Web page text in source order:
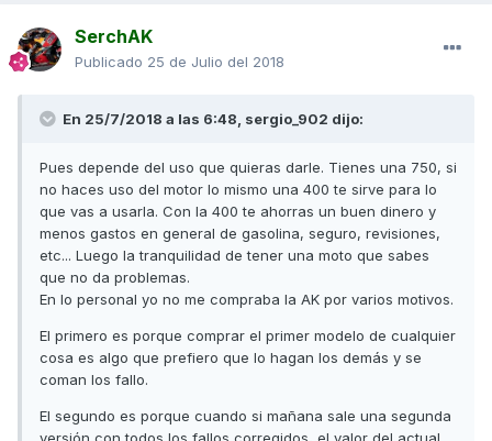
SerchAK
Publicado 25 de Julio del 2018
En 25/7/2018 a las 6:48, sergio_902 dijo:
Pues depende del uso que quieras darle. Tienes una 750, si
no haces uso del motor lo mismo una 400 te sirve para lo
que vas a usarla. Con la 400 te ahorras un buen dinero y
menos gastos en general de gasolina, seguro, revisiones,
etc... Luego la tranquilidad de tener una moto que sabes
que no da problemas.
En lo personal yo no me compraba la AK por varios motivos.
El primero es porque comprar el primer modelo de cualquier
cosa es algo que prefiero que lo hagan los demás y se
coman los fallo.
El segundo es porque cuando si mañana sale una segunda